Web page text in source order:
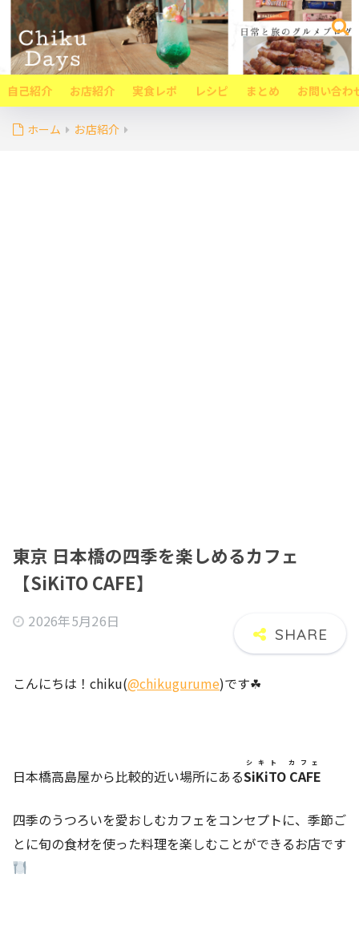
自己紹介 お店紹介 実食レポ レシピ まとめ お問い合わ
ホーム お店紹介
東京 日本橋の四季を楽しめるカフェ
【SiKiTO CAFE】
2026年5月26日
こんにちは！chiku(@chikugurume)です☘
日本橋高島屋から比較的近い場所にあるSiKiTO CAFE
シキト カフェ
四季のうつろいを愛おしむカフェをコンセプトに、季節ご
とに旬の食材を使った料理を楽しむことができるお店です